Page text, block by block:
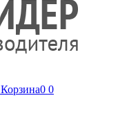
Корзина0 0